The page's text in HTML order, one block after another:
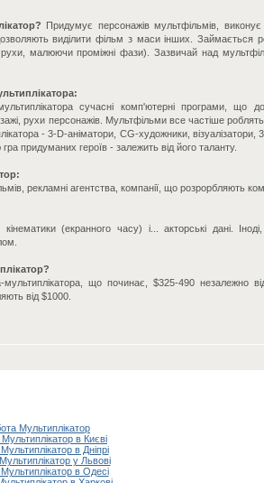
Придумує персонажів мультфільмів,
виділити фільм з маси інших. Займається
малюючи проміжні фази). Зазвичай над
сучасні комп'ютерні програми, що
рухи персонажів. Мультфільми все частіше
- 3-D-аніматори, CG-художники,
придуманих героїв - залежить від його таланту.
рекламні агентства, компанії, що розрорбляють
кінематики (екранного часу) і... акторські дані.
мультиплікатора, що починає, $325-490 незалежно
від $1000.
Мультиплікатор
в Києві
в Дніпрі
у Львові
в Одесі